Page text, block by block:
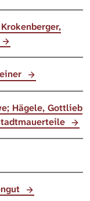
Hägele, Gottlieb